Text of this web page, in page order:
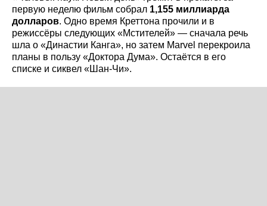
первую неделю фильм собрал 1,155 миллиарда
долларов. Одно время Креттона прочили и в
режиссёры следующих «Мстителей» — сначала речь
шла о «Династии Канга», но затем Marvel перекроила
планы в пользу «Доктора Дума». Остаётся в его
списке и сиквел «Шан-Чи».